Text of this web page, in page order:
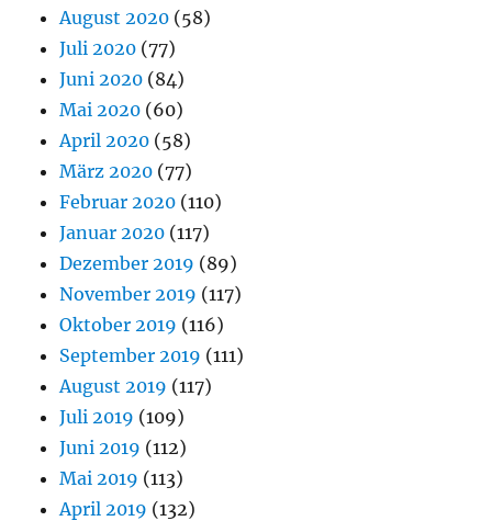
August 2020 (58)
Juli 2020 (77)
Juni 2020 (84)
Mai 2020 (60)
April 2020 (58)
März 2020 (77)
Februar 2020 (110)
Januar 2020 (117)
Dezember 2019 (89)
November 2019 (117)
Oktober 2019 (116)
September 2019 (111)
August 2019 (117)
Juli 2019 (109)
Juni 2019 (112)
Mai 2019 (113)
April 2019 (132)